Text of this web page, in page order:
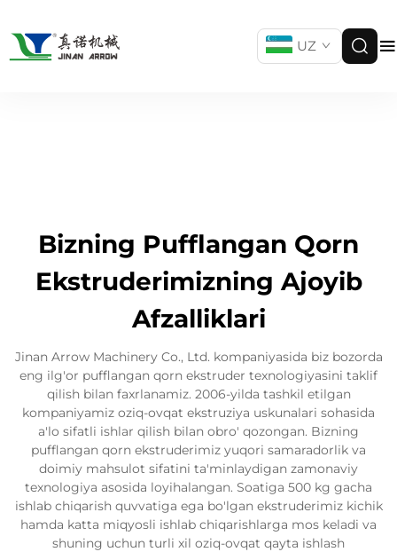
UZ
Bizning Pufflangan Qorn
Ekstruderimizning Ajoyib
Afzalliklari
Jinan Arrow Machinery Co., Ltd. kompaniyasida biz bozorda
eng ilg'or pufflangan qorn ekstruder texnologiyasini taklif
qilish bilan faxrlanamiz. 2006-yilda tashkil etilgan
kompaniyamiz oziq-ovqat ekstruziya uskunalari sohasida
a'lo sifatli ishlar qilish bilan obro' qozongan. Bizning
pufflangan qorn ekstruderimiz yuqori samaradorlik va
doimiy mahsulot sifatini ta'minlaydigan zamonaviy
texnologiya asosida loyihalangan. Soatiga 500 kg gacha
ishlab chiqarish quvvatiga ega bo'lgan ekstruderimiz kichik
hamda katta miqyosli ishlab chiqarishlarga mos keladi va
shuning uchun turli xil oziq-ovqat qayta ishlash